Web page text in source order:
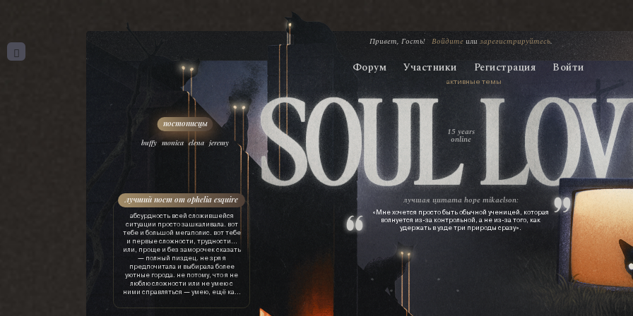
Форум Участники Регистрация Войти
активные темы
лучший пост от ophelia esquire
абсурдность всей сложившейся
ситуации просто зашкаливала. вот
тебе и большой мегаполис. вот тебе
и первые сложности, трудности…
или, проще и без заморочек сказать
— полный пиздец. не зря я
предпочитала и выбирала более
уютные города. не потому, что я не
люблю сложности или не умею с
ними справляться — умею, ещё как.
драгоценного времени, нервов, сил,
лучшая цитатаhope mikaelson:
«Мне хочется просто быть обычной ученицей, которая
волнуется из‑за контрольной, а не из‑за того, как
удержать в узде три природы сразу».
buffy ,monica,elena , jeremy
15 years
online
Привет, Гость! Войдитеилизарегистрируйтесь.